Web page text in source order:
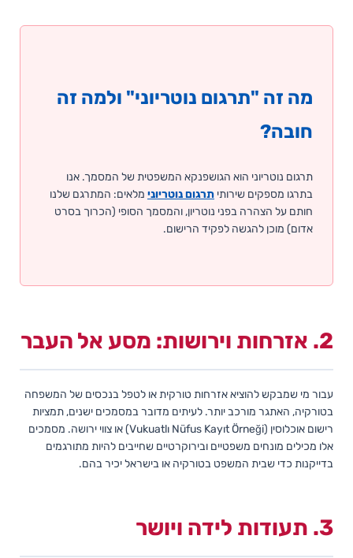
מה זה "תרגום נוטריוני" ולמה זה
חובה?
תרגום נוטריוני הוא הגושפנקא המשפטית של המסמך. אנו
בתרגו מספקים שירותי תרגום נוטריוני מלאים: המתרגם שלנו
חותם על הצהרה בפני נוטריון, והמסמך הסופי (הכרוך בסרט
אדום) מוכן להגשה לפקיד הרישום.
2. אזרחות וירושות: מסע אל העבר
עבור מי שמבקש להוציא אזרחות טורקית או לטפל בנכסים של המשפחה
בטורקיה, האתגר מורכב יותר. לעיתים מדובר במסמכים ישנים, תמציות
רישום אוכלוסין (Vukuatlı Nüfus Kayıt Örneği) או צווי ירושה. מסמכים
אלו מכילים מונחים משפטיים ובירוקרטיים שחייבים להיות מתורגמים
בדייקנות כדי שבית המשפט בטורקיה או בישראל יכיר בהם.
3. תעודות לידה ויושר